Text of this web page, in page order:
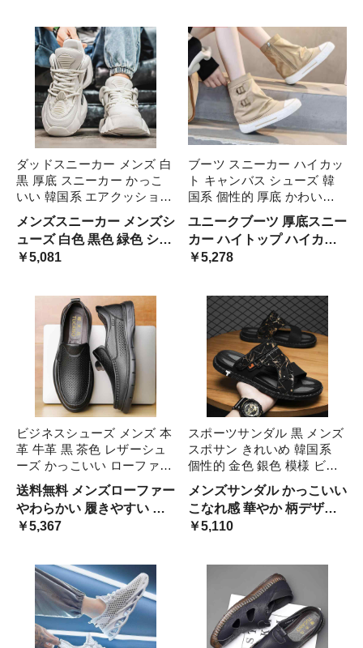
抜け感 大人女子 夏休み ハ
イセンス ユニーク
け パーティー シティ 大学
生 スタイリッシュ 柔らか
い
ダッドスニーカー メンズ 白
黒 厚底 スニーカー かっこ
いい 韓国系 エアクッション
高級感 高見え 白スニーカー
黒スニーカー 緑 バイカラー
無地 ハイテクスニーカー ス
トリート オール 運動靴
メンズスニーカー メンズシ
ューズ 白色 黒色 緑色 シン
プル 個性的 ゴツい ぽって
ス ニッチ 大学生 存在感 ス
タイリッシュ
￥5,081
ブーツ スニーカー ハイカッ
ト キャンバス シューズ 韓
国系 個性的 厚底 かわいい
黒 カーキ バイカラー ルー
ズ ショートブーツ ミドル丈
ゆったり ベルトデザイン ユ
ニーク 海 サイドファスナー
ユニークブーツ 厚底スニー
カー ハイトップ ハイカッ
トスニーカー レディース用
チ 存在感 パンク モノトー
ン 黒色 紐なし 帆布
￥5,278
ビジネスシューズ メンズ 本
革 牛革 黒 茶色 レザーシュ
ーズ かっこいい ローファー
フォーマル 男性用 革靴 柔
らかい ソフトレザー 痛くな
い 軽い 快適 ホローデザイ
ン ブラック ブラウ 穴あき
送料無料 メンズローファー
やわらかい 履きやすい ベ
ーシック 個性的 シンプル
用 仕事用 シューズ 大人男
子 ビジネスマン 出張 パー
ティー
￥5,367
スポーツサンダル 黒 メンズ
スポサン きれいめ 韓国系
個性的 金色 銀色 模様 ビー
チサンダル リラックス 大学
生 おしゃれ ブラックコーデ
ラフ 春夏 シューズ 男性用
ビーチ レジャー ア 海
メンズサンダル かっこいい
こなれ感 華やか 柄デザイ
ン ユニーク 黒サンダル ス
い ルーズ ストリート 大人
カジュアル サマーシューズ
￥5,110